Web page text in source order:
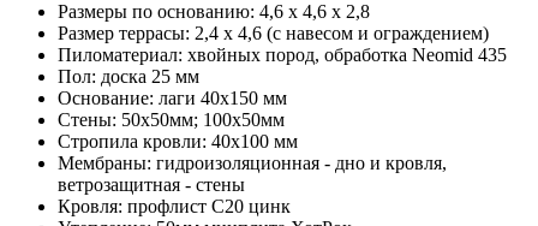
Размеры по основанию: 4,6 х 4,6 х 2,8
Размер террасы: 2,4 x 4,6 (с навесом и ограждением)
Пиломатериал: хвойных пород, обработка Neomid 435
Пол: доска 25 мм
Основание: лаги 40х150 мм
Стены: 50х50мм; 100х50мм
Стропила кровли: 40х100 мм
Мембраны: гидроизоляционная - дно и кровля,
ветрозащитная - стены
Кровля: профлист С20 цинк